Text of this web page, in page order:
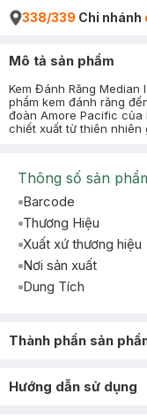
338/339 Chi nhánh
Mô tả sản phẩm
Kem Đánh Răng Median
phẩm kem đánh răng
đoàn Amore Pacific của
chiết xuất từ thiên nhiên
Thông số sản
Barcode
Thương Hiệu
Xuất xứ thương hiệu
Nơi sản xuất
Dung Tích
Thành phần sản
Hướng dẫn sử dụng